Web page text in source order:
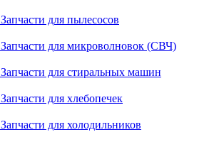
Запчасти для пылесосов
Запчасти для микроволновок (СВЧ)
Запчасти для стиральных машин
Запчасти для хлебопечек
Запчасти для холодильников